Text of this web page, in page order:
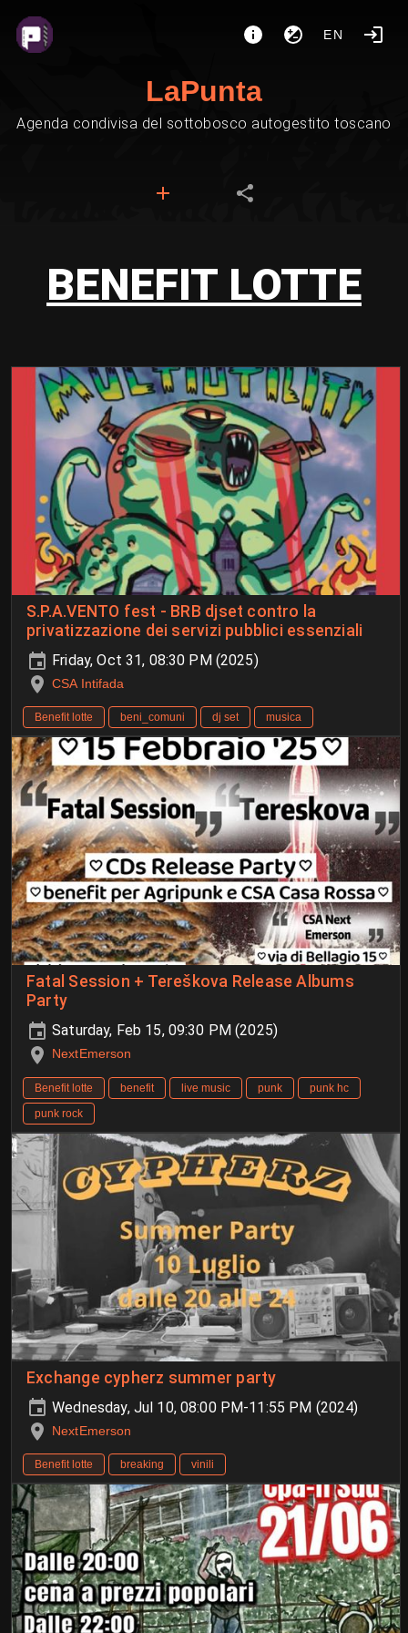
EN
LaPunta
Agenda condivisa del sottobosco autogestito toscano
BENEFIT LOTTE
S.P.A.VENTO fest - BRB djset contro la
privatizzazione dei servizi pubblici essenziali
Friday, Oct 31, 08:30 PM (2025)
CSA Intifada
Benefit lotte beni_comuni dj set musica
Fatal Session + Tereškova Release Albums
Party
Saturday, Feb 15, 09:30 PM (2025)
NextEmerson
Benefit lotte benefit live music punk
punk hc
punk rock
Exchange cypherz summer party
Wednesday, Jul 10, 08:00 PM-11:55 PM (2024)
NextEmerson
Benefit lotte breaking vinili